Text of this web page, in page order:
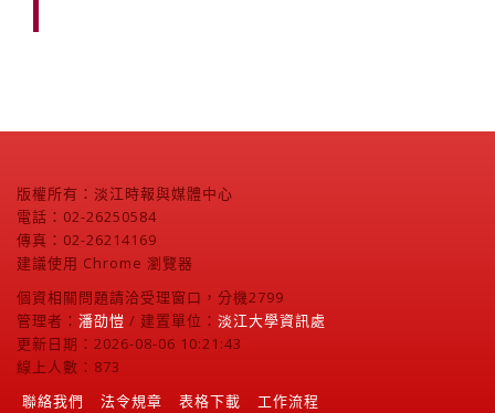
版權所有：淡江時報與媒體中心
電話：02-26250584
傳真：02-26214169
建議使用 Chrome 瀏覽器
個資相關問題請洽受理窗口，分機2799
管理者： 潘劭愷 / 建置單位： 淡江大學資訊處
更新日期：2026-08-06 10:21:43
線上人數：873
聯絡我們
法令規章 表格下載 工作流程